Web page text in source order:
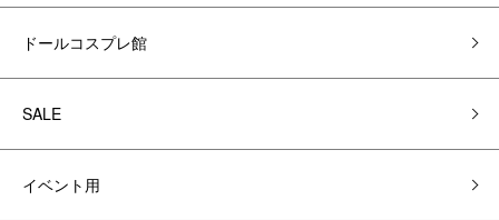
ドールコスプレ館
SALE
イベント用